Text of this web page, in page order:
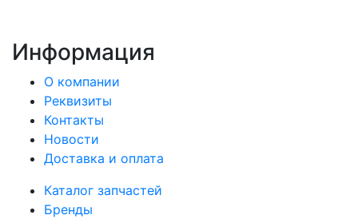
Информация
О компании
Реквизиты
Контакты
Новости
Доставка и оплата
Каталог запчастей
Бренды